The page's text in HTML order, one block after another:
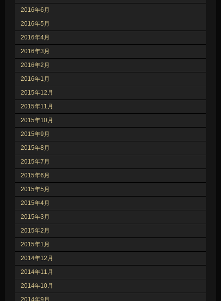
2016年6月
2016年5月
2016年4月
2016年3月
2016年2月
2016年1月
2015年12月
2015年11月
2015年10月
2015年9月
2015年8月
2015年7月
2015年6月
2015年5月
2015年4月
2015年3月
2015年2月
2015年1月
2014年12月
2014年11月
2014年10月
2014年9月